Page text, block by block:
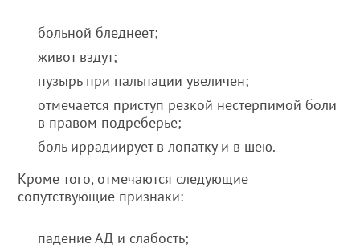
больной бледнеет;
живот вздут;
пузырь при пальпации увеличен;
отмечается приступ резкой нестерпимой боли
в правом подреберье;
боль иррадиирует в лопатку и в шею.
Кроме того, отмечаются следующие
сопутствующие признаки:
падение АД и слабость;